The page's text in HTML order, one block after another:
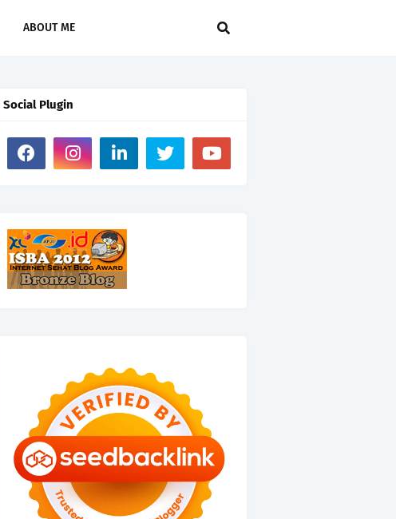
ABOUT ME
Social Plugin